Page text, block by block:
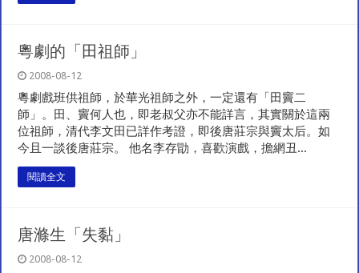
粵劇的「田祖師」
2008-08-12
粵劇戲班供祖師，於華光祖師之外，一定還有「田竇二
師」。田、竇何人也，即老叔父亦不能詳言，其實關於這兩
位祖師，清代李文田已詳作考證，即後唐莊宗與竇太后。如
今且一談後唐莊宗。 他名李存勖，喜歡演戲，擔網丑...
閱讀全文
唐滌生「失黏」
2008-08-12